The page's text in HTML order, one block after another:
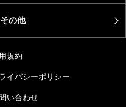
その他
規約
イバシーポリシー
い合わせ